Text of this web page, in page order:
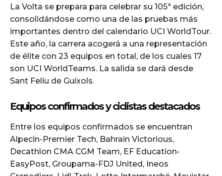
La Volta se prepara para celebrar su 105ª edición,
consolidándose como una de las pruebas más
importantes dentro del calendario UCI WorldTour.
Este año, la carrera acogerá a una representación
de élite con 23 equipos en total, de los cuales 17
son UCI WorldTeams. La salida se dará desde
Sant Feliu de Guíxols.
Equipos confirmados y ciclistas destacados
Entre los equipos confirmados se encuentran
Alpecin-Premier Tech, Bahrain Victorious,
Decathlon CMA CGM Team, EF Education-
EasyPost, Groupama-FDJ United, Ineos